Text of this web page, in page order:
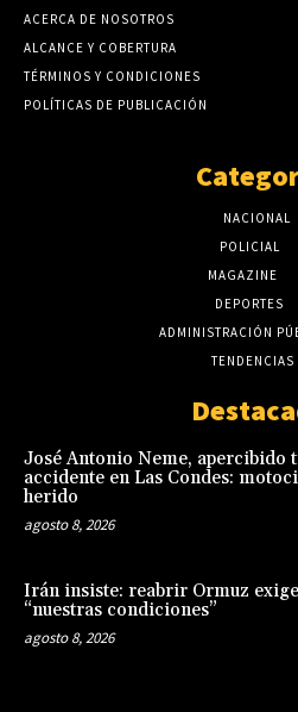
ACERCA DE NOSOTROS
ALCANCE Y COBERTURA
TÉRMINOS Y CONDICIONES
POLÍTICAS DE PUBLICACIÓN
NACIONAL
POLICIAL
MAGAZINE
DEPORTES
ADMINISTRACIÓN
TENDENCIAS
José Antonio Neme, apercibido
accidente en Las Condes:
herido
agosto 8, 2026
Irán insiste: reabrir Ormuz
“nuestras condiciones”
agosto 8, 2026